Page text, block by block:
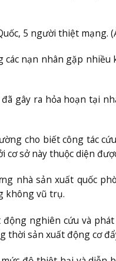
5 người thiệt mạng.
các nạn nhân gặp
gây ra hỏa hoạn tại
cho biết công tác
cơ sở này thuộc diện
nhà sản xuất quốc
không vũ trụ.
nghiên cứu và
sản xuất động cơ